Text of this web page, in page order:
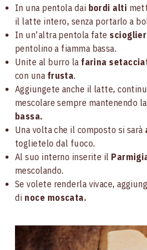
In una pentola dai bordi alti
il latte intero, senza portarlo a
In un'altra pentola fate
pentolino a fiamma bassa.
Unite al burro la farina
con una frusta.
Aggiungete anche il latte,
mescolare sempre mantenendo la
bassa.
Una volta che il composto si sarà
toglietelo dal fuoco.
Al suo interno inserite il
mescolando.
Se volete renderla vivace,
di noce moscata.